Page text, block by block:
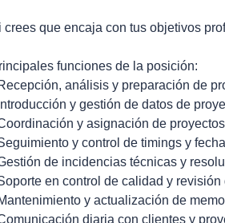
crees que encaja con tus objetivos
funciones de la posición:
análisis y preparación de
y gestión de datos de
y asignación de
y control de timings y
de incidencias técnicas y
en control de calidad y revisión
y actualización de
diaria con clientes y